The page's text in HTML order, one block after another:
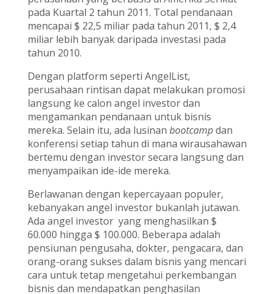
pada Kuartal 2 tahun 2011. Total pendanaan
mencapai $ 22,5 miliar pada tahun 2011, $ 2,4
miliar lebih banyak daripada investasi pada
tahun 2010.
Dengan platform seperti AngelList,
perusahaan rintisan dapat melakukan promosi
langsung ke calon angel investor dan
mengamankan pendanaan untuk bisnis
mereka. Selain itu, ada lusinan bootcampdan
konferensi setiap tahun di mana wirausahawan
bertemu dengan investor secara langsung dan
menyampaikan ide-ide mereka.
Berlawanan dengan kepercayaan populer,
kebanyakan angel investor bukanlah jutawan.
Ada angel investor yang menghasilkan $
60.000 hingga $ 100.000. Beberapa adalah
pensiunan pengusaha, dokter, pengacara, dan
orang-orang sukses dalam bisnis yang mencari
cara untuk tetap mengetahui perkembangan
bisnis dan mendapatkan penghasilan